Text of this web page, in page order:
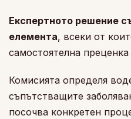
Експертното решение
елемента, всеки от
самостоятелна
Комисията определя
съпътстващите
посочва конкретен